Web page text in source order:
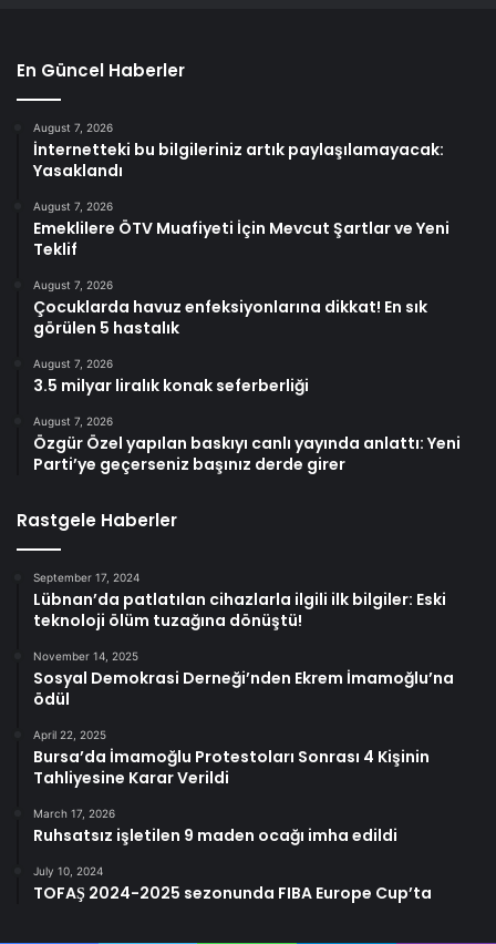
En Güncel Haberler
August 7, 2026
İnternetteki bu bilgileriniz artık paylaşılamayacak:
Yasaklandı
August 7, 2026
Emeklilere ÖTV Muafiyeti İçin Mevcut Şartlar ve Yeni
Teklif
August 7, 2026
Çocuklarda havuz enfeksiyonlarına dikkat! En sık
görülen 5 hastalık
August 7, 2026
3.5 milyar liralık konak seferberliği
August 7, 2026
Özgür Özel yapılan baskıyı canlı yayında anlattı: Yeni
Parti’ye geçerseniz başınız derde girer
Rastgele Haberler
September 17, 2024
Lübnan’da patlatılan cihazlarla ilgili ilk bilgiler: Eski
teknoloji ölüm tuzağına dönüştü!
November 14, 2025
Sosyal Demokrasi Derneği’nden Ekrem İmamoğlu’na
ödül
April 22, 2025
Bursa’da İmamoğlu Protestoları Sonrası 4 Kişinin
Tahliyesine Karar Verildi
March 17, 2026
Ruhsatsız işletilen 9 maden ocağı imha edildi
July 10, 2024
TOFAŞ 2024-2025 sezonunda FIBA Europe Cup’ta